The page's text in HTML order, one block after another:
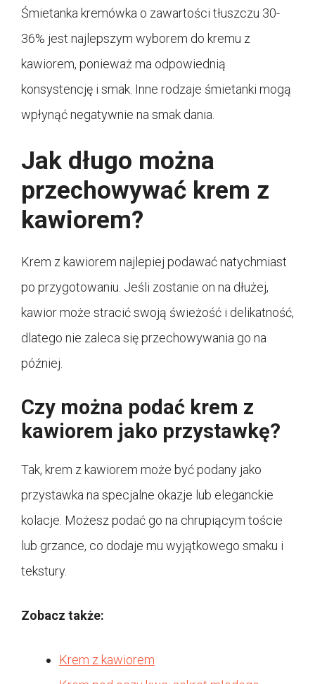
Śmietanka kremówka o zawartości tłuszczu 30-
36% jest najlepszym wyborem do kremu z
kawiorem, ponieważ ma odpowiednią
konsystencję i smak. Inne rodzaje śmietanki mogą
wpłynąć negatywnie na smak dania.
Jak długo można
przechowywać krem z
kawiorem?
Krem z kawiorem najlepiej podawać natychmiast
po przygotowaniu. Jeśli zostanie on na dłużej,
kawior może stracić swoją świeżość i delikatność,
dlatego nie zaleca się przechowywania go na
później.
Czy można podać krem z
kawiorem jako przystawkę?
Tak, krem z kawiorem może być podany jako
przystawka na specjalne okazje lub eleganckie
kolacje. Możesz podać go na chrupiącym toście
lub grzance, co dodaje mu wyjątkowego smaku i
tekstury.
Zobacz także:
Krem z kawiorem